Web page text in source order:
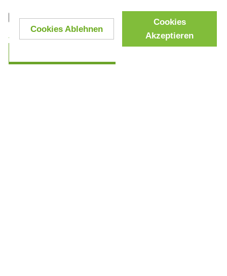
Cookies Ablehnen
Cookies
Akzeptieren
Ich stimme derDatenschutz-Informationen&
Nutzungsbedingungenzu